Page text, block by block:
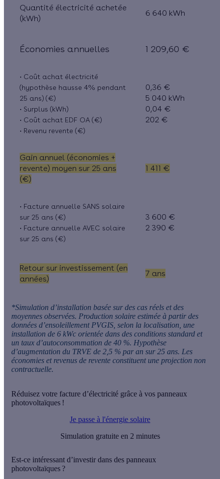
Quantité électricité achetée
(kWh)
6 640 kWh
Économies annuelles 1 209,60 €
• Coût achat électricité
(hypothèse hausse 4% pendant
25 ans) (€)
• Surplus (kWh)
• Coût achat EDF OA (€)
• Revenu revente (€)
0,36 €
5 040 kWh
0,04 €
202 €
Gain annuel (économies +
revente) moyen sur 25 ans
(€)
1 411 €
• Facture annuelle SANS solaire
sur 25 ans (€)
• Facture annuelle AVEC solaire
sur 25 ans (€)
3 600 €
2 390 €
Retour sur investissement (en
années)
7 ans
*Simulation d’installation basée sur des cas réels et des
moyennes observées. Production solaire estimée à partir des
données d’ensoleillement PVGIS, selon la localisation, une
installation de 6 kWc orientée dans des conditions standard et
un taux d’autoconsommation de 40 %. Hypothèse
d’augmentation du TRVE de 2,5 % par an sur 25 ans. Les
économies et revenus de revente constituent une projection non
contractuelle.
Réduisez votre facture d’électricité grâce à vos panneaux
photovoltaïques !
Je passe à l'énergie solaire
Simulation gratuite en 2 minutes
Est-ce intéressant d’investir dans des panneaux
photovoltaïques ?